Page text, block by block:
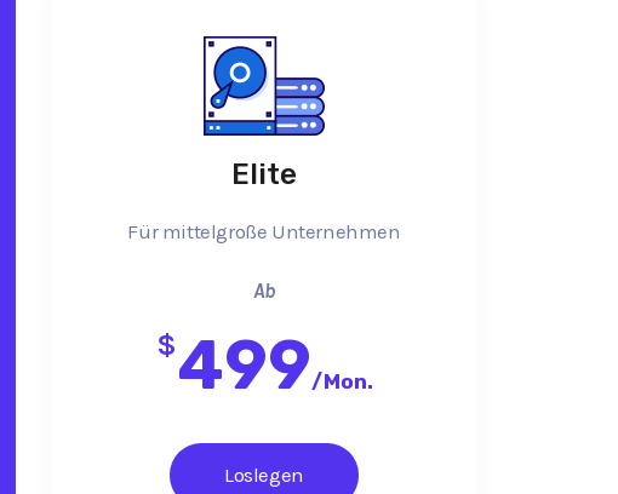
Elite
Für mittelgroße Unternehmen
Ab
$499/Mon.
Loslegen